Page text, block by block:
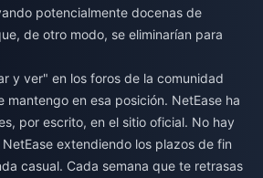
potencialmente docenas de
de otro modo, se eliminarían para
y ver" en los foros de la comunidad
mantengo en esa posición. NetEase ha
por escrito, en el sitio oficial. No hay
extendiendo los plazos de fin
casual. Cada semana que te retrasas